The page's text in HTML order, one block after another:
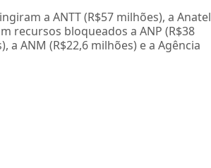
a ANTT (R$57 milhões), a Anatel
recursos bloqueados a ANP (R$38
a ANM (R$22,6 milhões) e a Agência